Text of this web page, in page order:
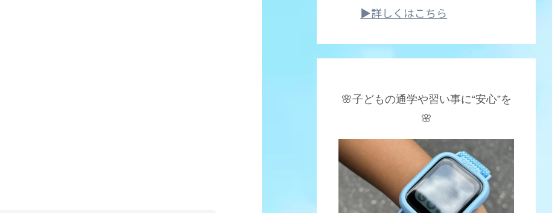
▶詳しくはこちら
🌸子どもの通学や習い事に“安心”を
🌸